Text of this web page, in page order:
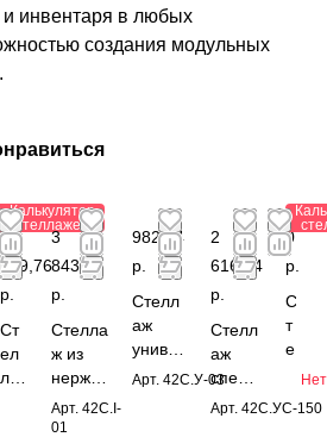
и инвентаря в любых
создания модульных
Калькулятор
стеллажей
от
809,76
р.
Ст
ел
ла
3
843,12
р.
Стелла
ж из
нержав
ающей
стали
Арт. 42C.I-
01
982,44
р.
Стелл
аж
униве
рсаль
Арт.42С.У-03
2
616,24
р.
Стелл
аж
специ
альны
Арт. 42С.УС-150
0
р.
С
т
е